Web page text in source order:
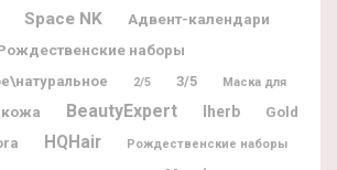
Space NK
Адвент-календари
наборы
2/5 3/5 Маска для
BeautyExpert Iherb
Gold
HQHair Рождественские наборы